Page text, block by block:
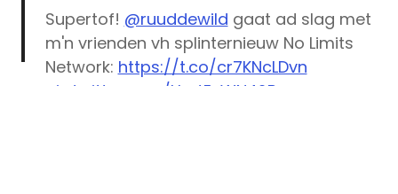
— NPO (@PubliekeOmroep)November 4,
2015
Supertof! @ruuddewild gaat ad slag met
m'n vrienden vh splinternieuw No Limits
Network: https://t.co/cr7KNcLDvn
pic.twitter.com/HmtEvWN42B